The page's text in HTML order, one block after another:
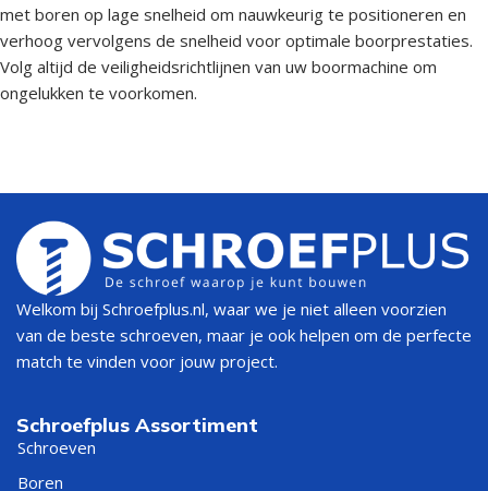
met boren op lage snelheid om nauwkeurig te positioneren en
verhoog vervolgens de snelheid voor optimale boorprestaties.
Volg altijd de veiligheidsrichtlijnen van uw boormachine om
ongelukken te voorkomen.
Welkom bij Schroefplus.nl, waar we je niet alleen voorzien
van de beste schroeven, maar je ook helpen om de perfecte
match te vinden voor jouw project.
Schroefplus Assortiment
Schroeven
Boren